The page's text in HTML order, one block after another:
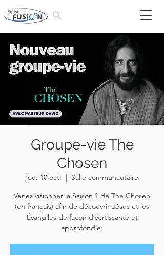
Groupe-vie The
Chosen
jeu. 10 oct.
  |
Salle communautaire
Venez visionner la Saison 1 de The Chosen
(en français) afin de découvrir Jésus et les
Évangiles de façon divertissante et
approfondie.